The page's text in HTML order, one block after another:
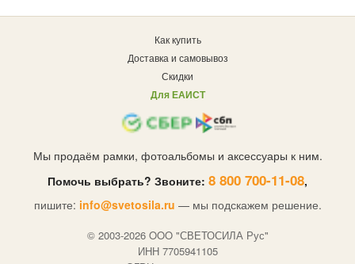
Как купить
Доставка и самовывоз
Скидки
Для ЕАИСТ
Мы продаём рамки, фотоальбомы и аксессуары к ним.
Помочь выбрать? Звоните: 8 800 700-11-08,
пишите: info@svetosila.ru — мы подскажем решение.
© 2003-2026 OOO "СВЕТОСИЛА Рус"
ИНН 7705941105